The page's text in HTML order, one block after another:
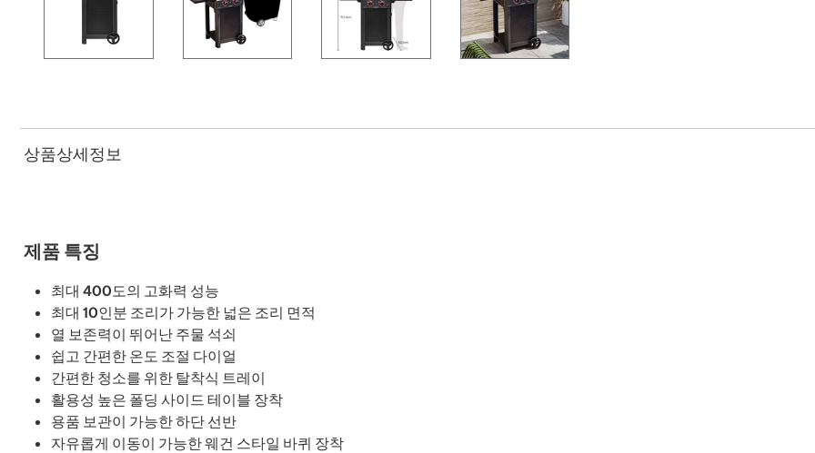
상품상세정보
제품 특징
최대 400도의 고화력 성능
최대 10인분 조리가 가능한 넓은 조리 면적
열 보존력이 뛰어난 주물 석쇠
쉽고 간편한 온도 조절 다이얼
간편한 청소를 위한 탈착식 트레이
활용성 높은 폴딩 사이드 테이블 장착
용품 보관이 가능한 하단 선반
자유롭게 이동이 가능한 웨건 스타일 바퀴 장착